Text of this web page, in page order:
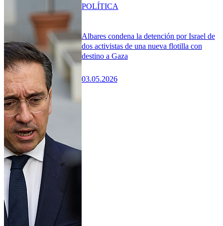
Albares condena la detención por Israel de
dos activistas de una nueva flotilla con
destino a Gaza
03.05.2026
POLÍTICA